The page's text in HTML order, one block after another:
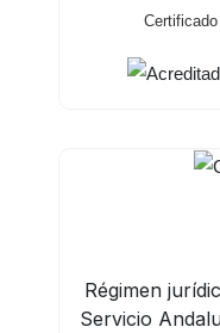
Régimen
Servicio